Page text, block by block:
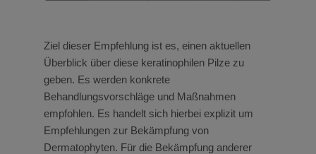
Ziel dieser Empfehlung ist es, einen aktuellen
Überblick über diese keratinophilen Pilze zu
geben. Es werden konkrete
Behandlungsvorschläge und Maßnahmen
empfohlen. Es handelt sich hierbei explizit um
Empfehlungen zur Bekämpfung von
Dermatophyten. Für die Bekämpfung anderer